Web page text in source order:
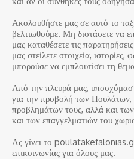
Ακολουθήστε μας σε αυτό το
βελτιωθούμε. Μη διστάσετε να
μας καταθέσετε τις
μας στείλετε στοιχεία,
μπορούσε να εμπλουτίσει τη
Από την πλευρά μας,
για την προβολή των Πουλάτων,
προβλημάτων τους, αλλά και
και των επαγγελματιών του
Ας γίνει το
επικοινωνίας για όλους μας.